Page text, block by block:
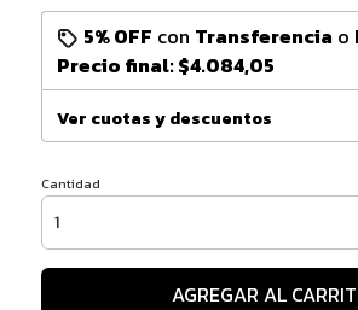
5% OFF con Transferencia o
Precio final:$4.084,05
Ver cuotas y descuentos
Cantidad
AGREGAR AL